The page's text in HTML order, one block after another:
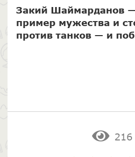
Закий Шаймарданов
пример мужества и
против танков — и
216